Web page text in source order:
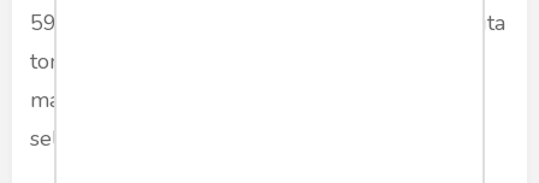
59 persen dari alokasi nasional sebesar 9,55 juta
ton. Kebijakan ini diproyeksikan memberi
manfaat langsung kepada 14,9 juta petani di
seluruh Indonesia.